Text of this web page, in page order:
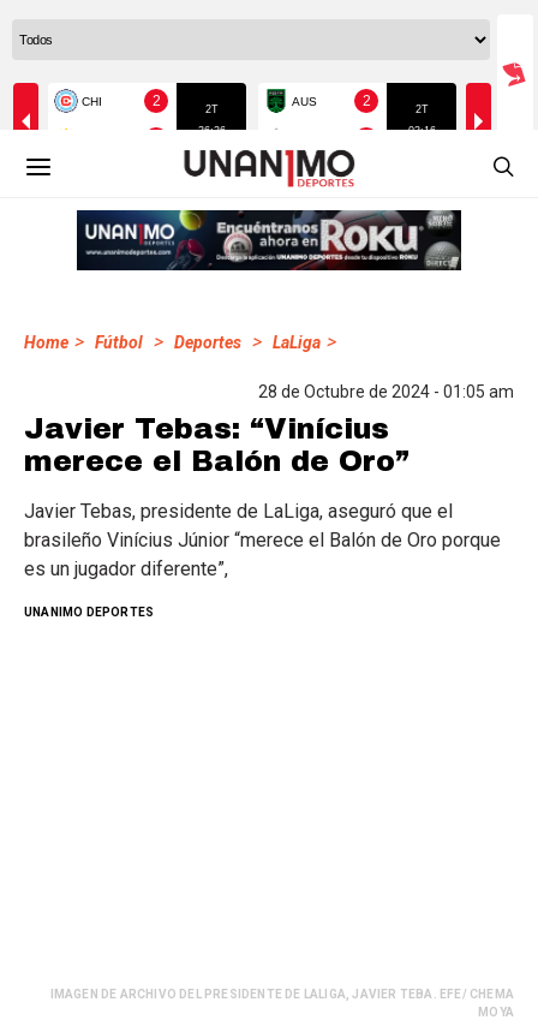
Home > Fútbol > Deportes > LaLiga >
28 de Octubre de 2024 - 01:05 am
Javier Tebas: “Vinícius
merece el Balón de Oro”
Javier Tebas, presidente de LaLiga, aseguró que el
brasileño Vinícius Júnior “merece el Balón de Oro porque
es un jugador diferente”,
UNANIMO DEPORTES
IMAGEN DE ARCHIVO DEL PRESIDENTE DE LALIGA, JAVIER TEBA. EFE/ CHEMA
MOYA